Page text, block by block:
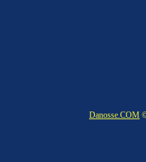
Danosse.COM